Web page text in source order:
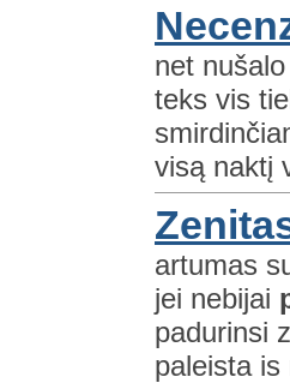
net
teks vis
visą naktį
artumas
jei nebijai
padurinsi
paleista